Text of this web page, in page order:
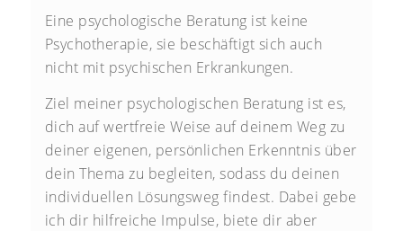
Eine psychologische Beratung ist keine
Psychotherapie, sie beschäftigt sich auch
nicht mit psychischen Erkrankungen.
Ziel meiner psychologischen Beratung ist es,
dich auf wertfreie Weise auf deinem Weg zu
deiner eigenen, persönlichen Erkenntnis über
dein Thema zu begleiten, sodass du deinen
individuellen Lösungsweg findest. Dabei gebe
ich dir hilfreiche Impulse, biete dir aber